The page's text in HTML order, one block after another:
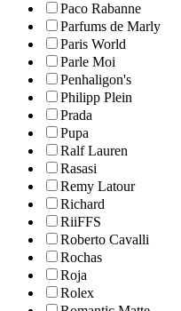
Paco Rabanne
Parfums de Marly
Paris World
Parle Moi
Penhaligon's
Philipp Plein
Prada
Pupa
Ralf Lauren
Rasasi
Remy Latour
Richard
RiiFFS
Roberto Cavalli
Rochas
Roja
Rolex